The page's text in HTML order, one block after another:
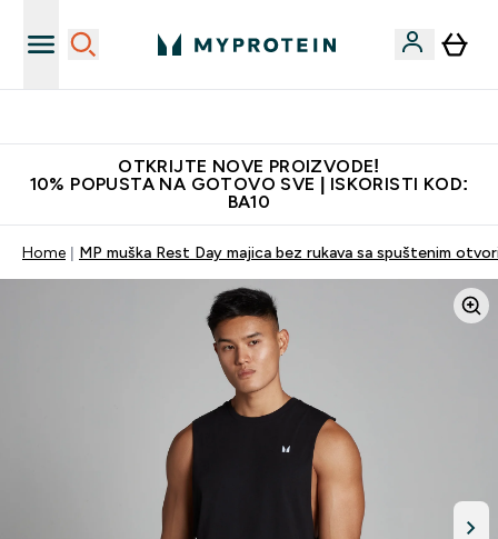
OTKRIJTE NOVE PROIZVODE!
10% POPUSTA NA GOTOVO SVE | ISKORISTI KOD:
BA10
Home MP muška Rest Day majica bez rukava sa spuštenim